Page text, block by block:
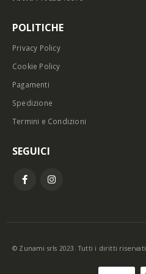
POLITICHE
Privacy Policy
Cookie Policy
Pagamenti
Spedizione
Termini e Condizioni
SEGUICI
© Zunami srls 2023. Tutti i diritti riservati